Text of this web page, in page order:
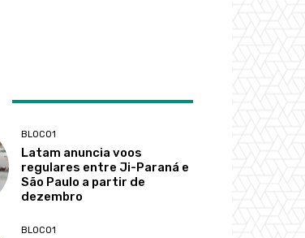
BLOCO1
Latam anuncia voos
regulares entre Ji-Paraná e
São Paulo a partir de
dezembro
BLOCO1